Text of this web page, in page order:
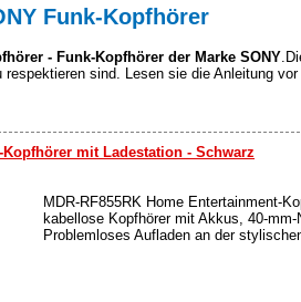
Funk-Kopfhörer
- Funk-Kopfhörer der Marke SONY
sind. Lesen sie die Anleitung
Kopfhörer mit Ladestation - Schwarz
MDR-RF855RK Home Entertainment-
kabellose Kopfhörer mit Akkus, 40-
Problemloses Aufladen an der